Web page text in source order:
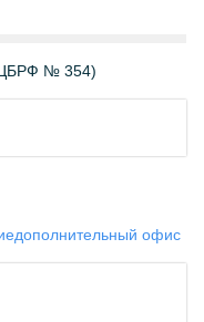
№ 354)
дополнительный офис